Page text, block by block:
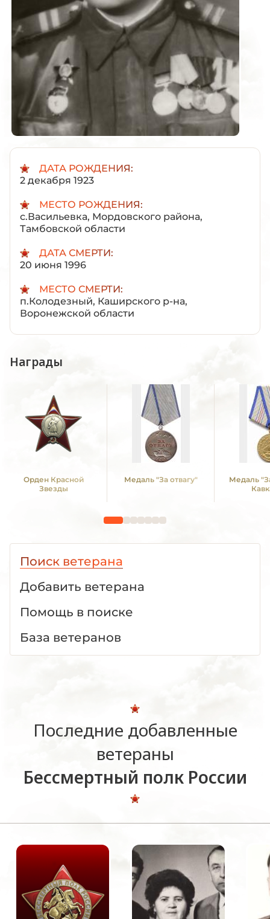
ДАТА РОЖДЕНИЯ:
2 декабря 1923
МЕСТО РОЖДЕНИЯ:
с.Васильевка, Мордовского района,
Тамбовской области
ДАТА СМЕРТИ:
20 июня 1996
МЕСТО СМЕРТИ:
п.Колодезный, Каширского р-на,
Воронежской области
Награды
Орден Красной
Звезды
Медаль "За отвагу"
Медаль
Поиск ветерана
Добавить ветерана
Помощь в поиске
База ветеранов
Последние добавленные
ветераны
Бессмертный полк России